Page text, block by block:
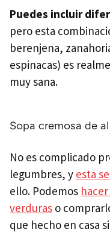
Puedes incluir
pero esta
berenjena,
espinacas) es
muy sana.
Sopa cremosa de
No es complicado
legumbres, y esta
ello. Podemos
verduras o
que hecho en casa